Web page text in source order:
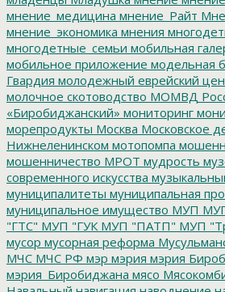
мнение_медицина мнение_Райт
мнение_экономика мнения
многодетные_семьи мобильная
мобильное приложение модельная
Гвардия молодежный еврейский
молочное скотоводство МОМВД
«Биробиджанский» мониторинг
морепродукты Москва Московское
Нижнеленинском мотопомпа
мошенничество МРОТ мудрость
современного искусства
муниципалитеты муниципальная
муниципальное имущество МУП
"ГТС" МУП "ГУК МУП "ПАТП" МУП
мусор мусорная реформа
МЧС МЧС РФ мэр мэрия мэрия
мэрия_Биробиджана мясо